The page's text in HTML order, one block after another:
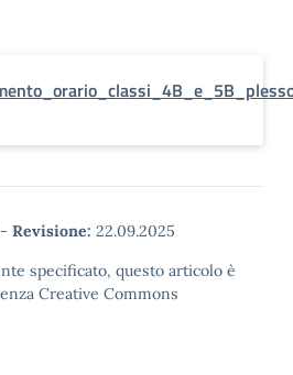
- Revisione: 22.09.2025
specificato, questo articolo è
Creative Commons